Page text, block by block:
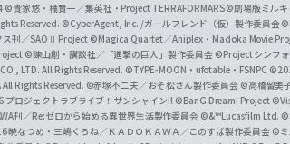
©貴家悠・橘賢一／集英社・Project TERRAFORMARS©劇場版ミルキ
Reserved. ©CyberAgent, Inc. /ガールフレンド（仮）製作委員会
刊／SAOⅡ Project ©Magica Quartet／Aniplex・Madoka Movie
©諫山創・講談社／「進撃の巨人」製作委員会 ©Project シンフ
LTD. All Rights Reserved. ©TYPE-MOON・ufotable・FSNPC
Rights Reserved. ©赤塚不二夫／おそ松さん製作委員会 ©高橋留美
プロジェクトラブライブ！サンシャイン!! ©BanG Dream! Project
刊／Re:ゼロから始める異世界生活製作委員会 ©&™Lucasfilm Ltd.
なつめ・三嶋くろね／ＫＡＤＯＫＡＷＡ／このすば製作委員会 ©ミ